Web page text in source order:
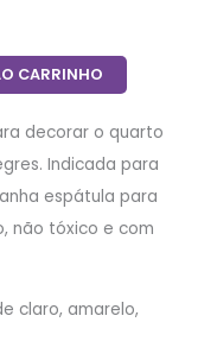
CARRINHO
decorar o quarto
Indicada para
espátula para
não tóxico e com
claro, amarelo,